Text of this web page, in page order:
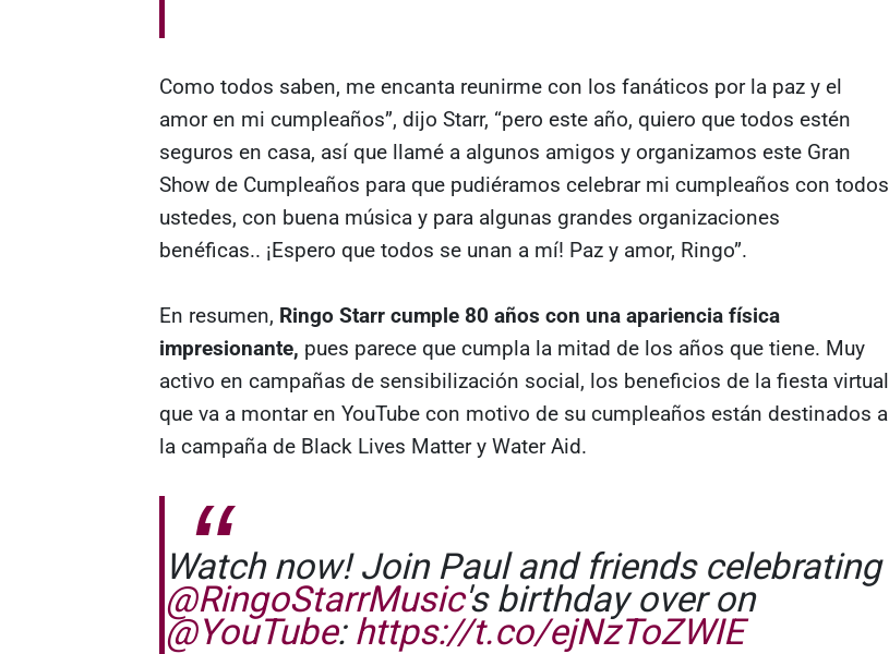
Como todos saben, me encanta reunirme con los fanáticos por la paz y el
amor en mi cumpleaños”, dijo Starr, “pero este año, quiero que todos estén
seguros en casa, así que llamé a algunos amigos y organizamos este Gran
Show de Cumpleaños para que pudiéramos celebrar mi cumpleaños con todos
ustedes, con buena música y para algunas grandes organizaciones
benéficas.. ¡Espero que todos se unan a mí! Paz y amor, Ringo”.
En resumen, Ringo Starr cumple 80 años con una apariencia física
impresionante, pues parece que cumpla la mitad de los años que tiene. Muy
activo en campañas de sensibilización social, los beneficios de la fiesta virtual
que va a montar en YouTube con motivo de su cumpleaños están destinados a
la campaña de Black Lives Matter y Water Aid.
Watch now! Join Paul and friends celebrating
@RingoStarrMusic's birthday over on
@YouTube: https://t.co/ejNzToZWIE